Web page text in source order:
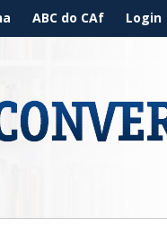
ABC do CAf Login